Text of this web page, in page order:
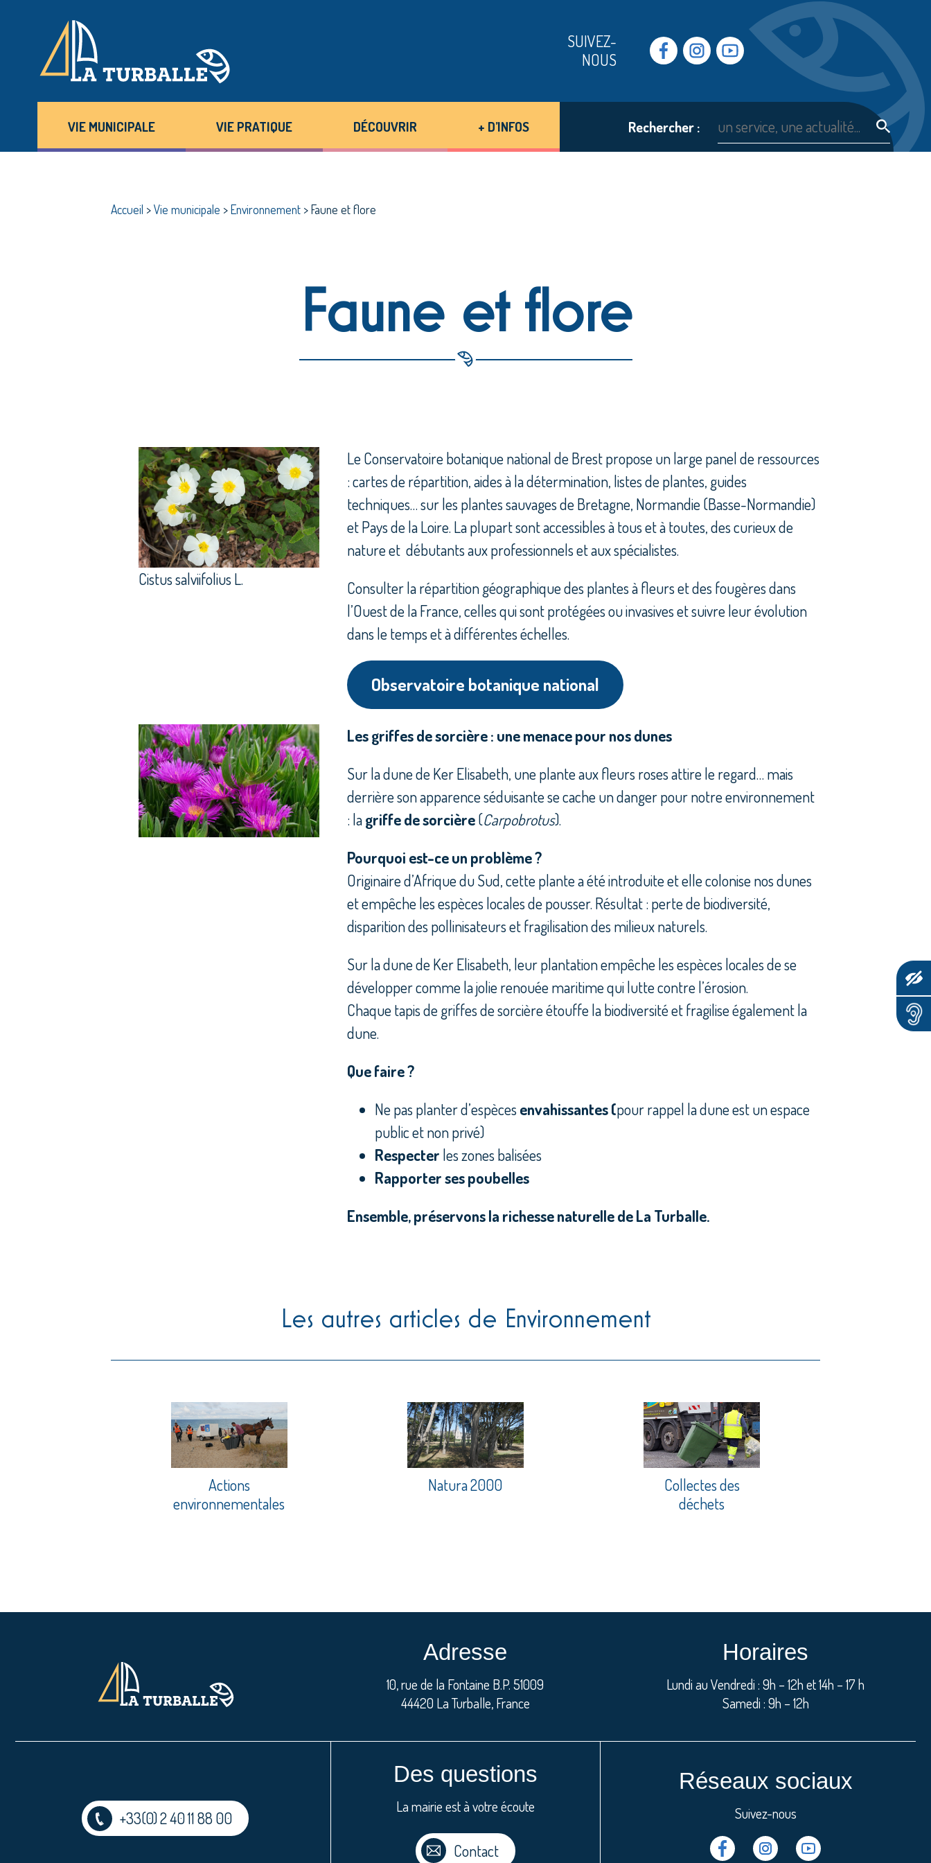
SUIVEZ-
NOUS
Facebook Instragram Youtube
VIE MUNICIPALE VIE PRATIQUE DÉCOUVRIR + D’INFOS Rechercher :
Accueil >Vie municipale >Environnement >Faune et flore
Faune et flore
Cistus salviifolius L.
Le Conservatoire botanique national de Brest propose un large panel de ressources
: cartes de répartition, aides à la détermination, listes de plantes, guides
techniques… sur les plantes sauvages de Bretagne, Normandie (Basse-Normandie)
et Pays de la Loire. La plupart sont accessibles à tous et à toutes, des curieux de
nature et débutants aux professionnels et aux spécialistes.
Consulter la répartition géographique des plantes à fleurs et des fougères dans
l’Ouest de la France, celles qui sont protégées ou invasives et suivre leur évolution
dans le temps et à différentes échelles.
Observatoire botanique national
Les griffes de sorcière : une menace pour nos dunes
Sur la dune de Ker Elisabeth, une plante aux fleurs roses attire le regard… mais
derrière son apparence séduisante se cache un danger pour notre environnement
: lagriffe de sorcière(Carpobrotus).
Pourquoi est-ce un problème ?
Originaire d’Afrique du Sud, cette plante a été introduite et elle colonise nos dunes
et empêche les espèces locales de pousser. Résultat : perte de biodiversité,
disparition des pollinisateurs et fragilisation des milieux naturels.
Sur la dune de Ker Elisabeth, leur plantation empêche les espèces locales de se
développer comme la jolie renouée maritime qui lutte contre l’érosion.
Chaque tapis de griffes de sorcière étouffe la biodiversité et fragilise également la
dune.
Que faire ?
Ne pas planter d’espèces envahissantes (pour rappel la dune est un espace
public et non privé)
Respecter les zones balisées
Rapporter ses poubelles
Ensemble, préservons la richesse naturelle de La Turballe.
Les autres articles de Environnement
Actions
environnementales
Natura 2000
Collectes des
déchets
Adresse
10, rue de la Fontaine B.P. 51009
44420 La Turballe, France
Horaires
Lundi au Vendredi : 9h – 12h et 14h – 17 h
Samedi : 9h – 12h
+33(0) 2 40 11 88 00
Des questions
La mairie est à votre écoute
Contact
Réseaux sociaux
Suivez-nous
Facebook Instragram